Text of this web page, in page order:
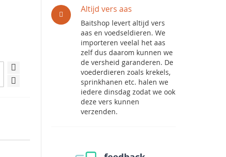
Altijd vers aas
Baitshop levert altijd vers
aas en voedseldieren. We
importeren veelal het aas
zelf dus daarom kunnen we
de versheid garanderen. De
voederdieren zoals krekels,
sprinkhanen etc. halen we
iedere dinsdag zodat we ook
deze vers kunnen
verzenden.